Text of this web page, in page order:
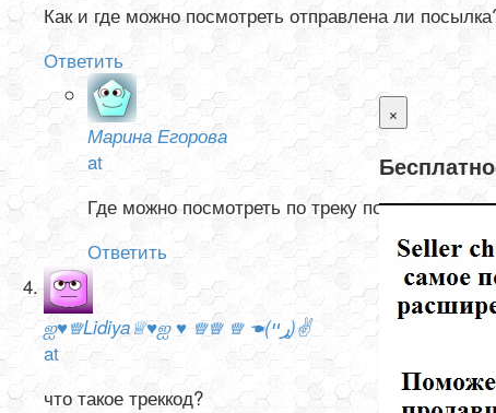
Как и где можно посмотреть отправлена ли
Ответить
Марина Егорова
at
Где можно посмотреть по треку посылки.
Ответить
ஐ♥♕Lidiya♕♥ஐ ♥ ♕♕ ♕ ☚(ړײ)✌
at
что такое треккод?
×